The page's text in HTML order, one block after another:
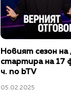
Новият сезон
стартира на 17
ч. по bTV
05.02.2025